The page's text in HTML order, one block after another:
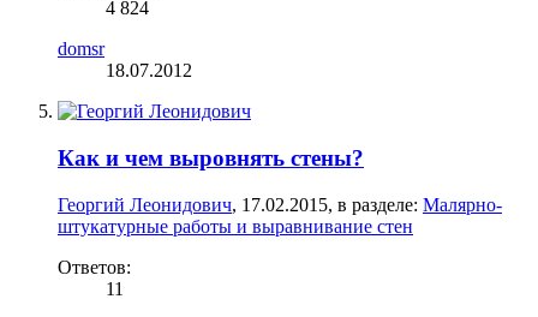
4 824
domsr
18.07.2012
Как и чем выровнять стены?
Георгий Леонидович, 17.02.2015, в разделе: Малярно-
штукатурные работы и выравнивание стен
Ответов:
11